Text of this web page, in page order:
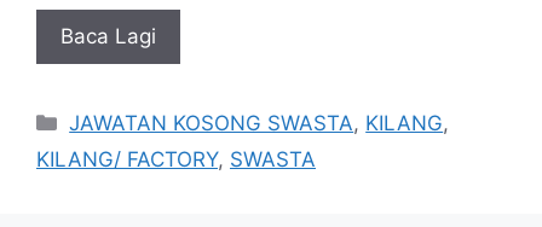
Baca Lagi
Categories
JAWATAN KOSONG SWASTA, KILANG,
KILANG/ FACTORY, SWASTA